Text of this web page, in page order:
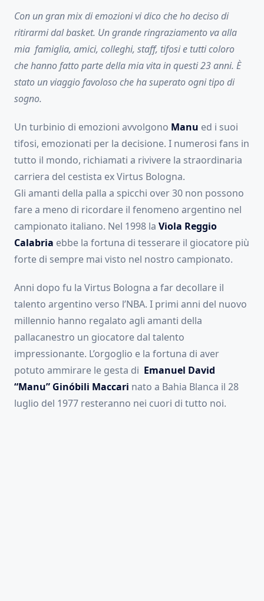
Con un gran mix di emozioni vi dico che ho deciso di
ritirarmi dal basket. Un grande ringraziamento va alla
mia famiglia, amici, colleghi, staff, tifosi e tutti coloro
che hanno fatto parte della mia vita in questi 23 anni. È
stato un viaggio favoloso che ha superato ogni tipo di
sogno.
Un turbinio di emozioni avvolgono Manu ed i suoi
tifosi, emozionati per la decisione. I numerosi fans in
tutto il mondo, richiamati a rivivere la straordinaria
carriera del cestista ex Virtus Bologna.
Gli amanti della palla a spicchi over 30 non possono
fare a meno di ricordare il fenomeno argentino nel
campionato italiano. Nel 1998 la Viola Reggio
Calabria ebbe la fortuna di tesserare il giocatore più
forte di sempre mai visto nel nostro campionato.
Anni dopo fu la Virtus Bologna a far decollare il
talento argentino verso l’NBA. I primi anni del nuovo
millennio hanno regalato agli amanti della
pallacanestro un giocatore dal talento
impressionante. L’orgoglio e la fortuna di aver
potuto ammirare le gesta di Emanuel David
“Manu” Ginóbili Maccari nato a Bahia Blanca il 28
luglio del 1977 resteranno nei cuori di tutto noi.